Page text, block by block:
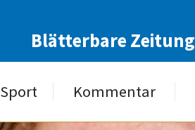
Blätterbare Zeitung
Sport Kommentar